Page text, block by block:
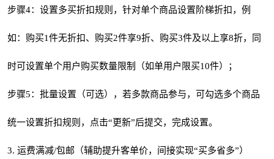
步骤4：设置多买折扣规则，针对单个商品设置阶梯折扣，例
如：购买1件无折扣、购买2件享9折、购买3件及以上享8折，同
时可设置单个用户购买数量限制（如单用户限买10件）；
步骤5：批量设置（可选），若多款商品参与，可勾选多个商品
统一设置折扣规则，点击“更新”后提交，完成设置。
3. 运费满减/包邮（辅助提升客单价，间接实现“买多省多”）